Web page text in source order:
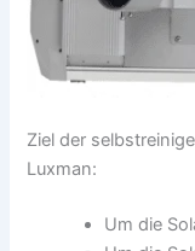
Ziel der
Luxman:
Um die